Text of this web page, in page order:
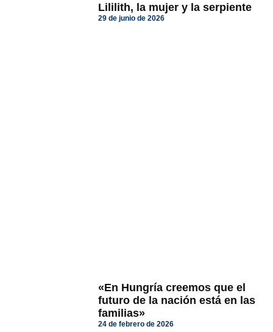
Lililith, la mujer y la serpiente
29 de junio de 2026
«En Hungría creemos que el
futuro de la nación está en las
familias»
24 de febrero de 2026